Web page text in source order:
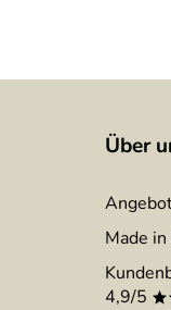
Über
Made
4,9/5